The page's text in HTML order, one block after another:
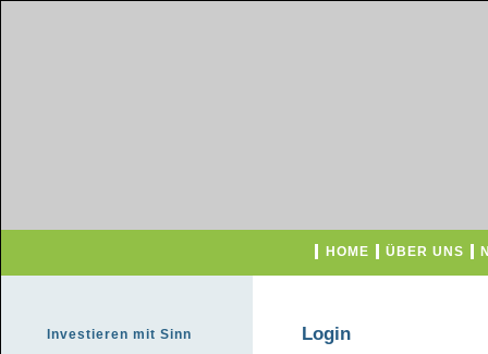
HOME ÜBER UNS
Investieren mit Sinn
Login